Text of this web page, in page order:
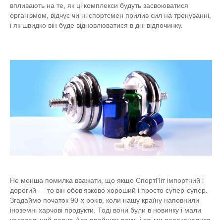
впливають на те, як ці комплекси будуть засвоюватися
організмом, відчує чи ні спортсмен прилив сил на тренуванні,
і як швидко він буде відновлюватися в дні відпочинку.
Не менша помилка вважати, що якщо СпортПіт імпортний і
дорогий — то він обов'язково хороший і просто супер-супер.
Згадаймо початок 90-х років, коли нашу країну наповнили
іноземні харчові продукти. Тоді вони були в новинку і мали